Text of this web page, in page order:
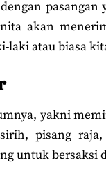
akan
laki atau biasa
yakni
pisang
untuk bersaksi